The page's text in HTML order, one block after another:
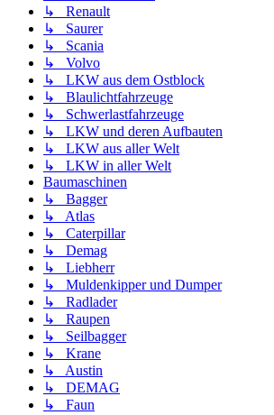
↳ Renault
↳ Saurer
↳ Scania
↳ Volvo
↳ LKW aus dem Ostblock
↳ Blaulichtfahrzeuge
↳ Schwerlastfahrzeuge
↳ LKW und deren Aufbauten
↳ LKW aus aller Welt
↳ LKW in aller Welt
Baumaschinen
↳ Bagger
↳ Atlas
↳ Caterpillar
↳ Demag
↳ Liebherr
↳ Muldenkipper und Dumper
↳ Radlader
↳ Raupen
↳ Seilbagger
↳ Krane
↳ Austin
↳ DEMAG
↳ Faun